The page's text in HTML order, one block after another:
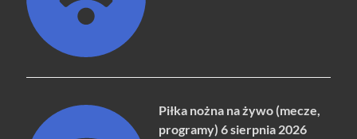
Piłka nożna na żywo (mecze,
programy) 6 sierpnia 2026